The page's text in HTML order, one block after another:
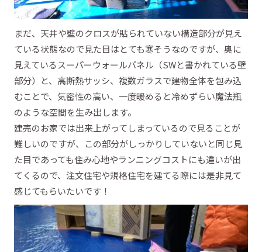
まだ、天井や壁のクロスが貼られていない構造部分が見え
ている状態なので見た目はとても寒そうなのですが、奥に
見えているスーパーウォールパネル（SWと書かれている壁
部分）と、高断熱サッシ、複数ガラスで建物全体を包み込
むことで、気密性の高い、一度暖めると冷めずらい魔法瓶
のような空間を生み出します。
建売のお家では出来上がってしまっているので見ることが
難しいのですが、この部分がしっかりしていないと同じ見
た目であっても住み心地やランニングコストにも違いが出
てくるので、注文住宅や規格住宅を建てる際には是非見て
感じてもらいたいです！